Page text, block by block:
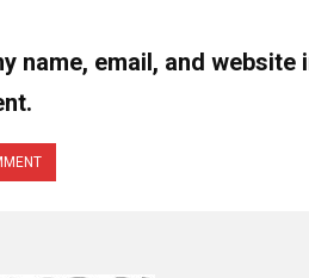
name, email, and